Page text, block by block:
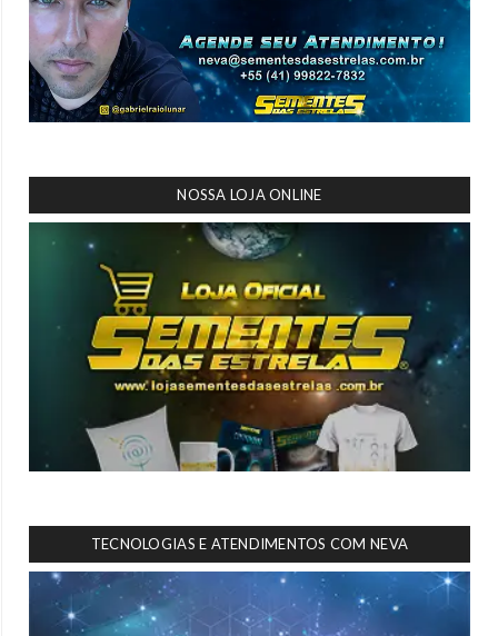
NOSSA LOJA ONLINE
TECNOLOGIAS E ATENDIMENTOS COM NEVA